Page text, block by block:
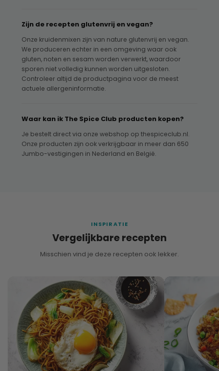
Zijn de recepten glutenvrij en vegan?
Onze kruidenmixen zijn van nature glutenvrij en vegan.
We produceren echter in een omgeving waar ook
gluten, noten en sesam worden verwerkt, waardoor
sporen niet volledig kunnen worden uitgesloten.
Controleer altijd de productpagina voor de meest
actuele allergeninformatie.
Waar kan ik The Spice Club producten kopen?
Je bestelt direct via onze webshop op thespiceclub.nl.
Onze producten zijn ook verkrijgbaar in meer dan 650
Jumbo-vestigingen in Nederland en België.
INSPIRATIE
Vergelijkbare recepten
Misschien vind je deze recepten ook lekker.